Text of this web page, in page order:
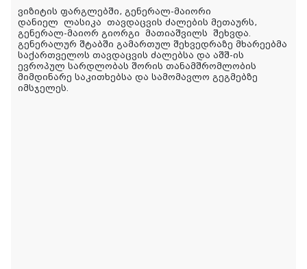
ვიზიტის ფარგლებში, გენერალ-მაიორი
დანიელ ლასიკა თავდაცვის ძალების მეთაურს,
გენერალ-მაიორ გიორგი მათიაშვილს შეხვდა.
გენერალურ შტაბში გამართულ შეხვედრაზე მხარეებმა
საქართველოს თავდაცვის ძალებსა და აშშ-ის
ევროპულ სარდლობას შორის თანამშრომლობის
მიმდინარე საკითხებსა და სამომავლო გეგმებზე
იმსჯელეს.